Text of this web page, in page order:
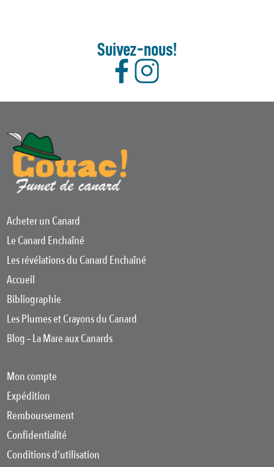
Suivez-nous!
Acheter un Canard
Le Canard Enchaîné
Les révélations du Canard Enchaîné
Accueil
Bibliographie
Les Plumes et Crayons du Canard
Blog – La Mare aux Canards
Mon compte
Expédition
Remboursement
Confidentialité
Conditions d’utilisation